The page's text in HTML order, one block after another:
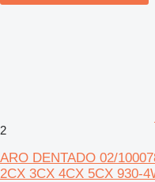
2
ARO DENTADO 02/
2CX 3CX 4CX 5CX 930-